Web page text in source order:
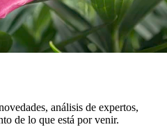
análisis de expertos,
de lo que está por venir.